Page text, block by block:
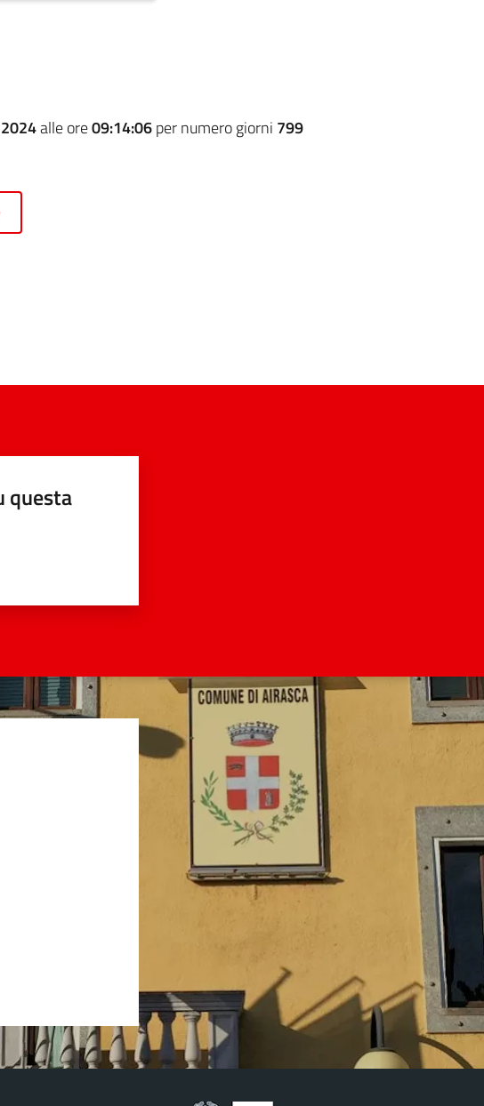
alle ore09:14:06per numero giorni 799
questa